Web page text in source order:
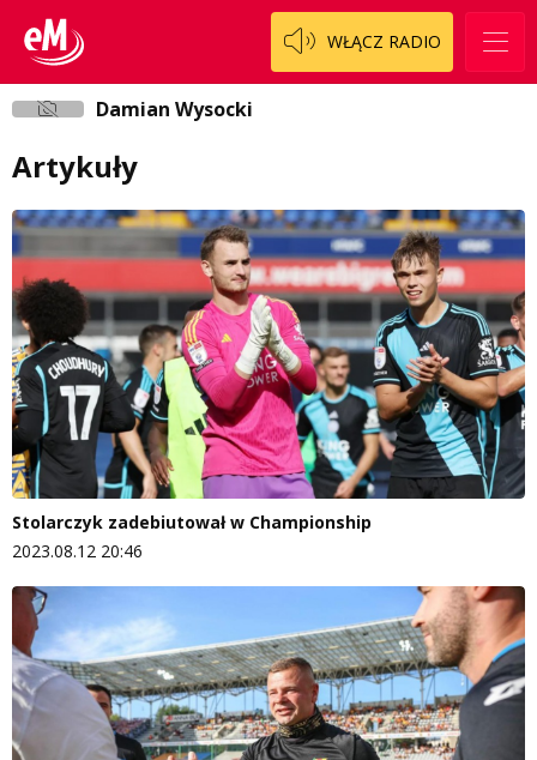
WŁĄCZ RADIO
Damian Wysocki
Artykuły
Stolarczyk zadebiutował w Championship
2023.08.12 20:46